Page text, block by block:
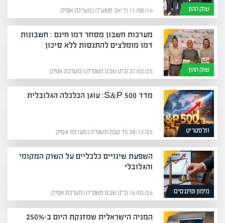
שוק ההון 11/08/16 (ז׳ אב תשע״ו) | מערכת אפיק
שוק ההון
מערכות חשבון מסחר דמו חינם : חשבונות
דמו מומלצים להתנסות ללא סיכון
27/02/25 (כ״ט שבט תשפ״ה) | מערכת אפיק
וולסטריט
מדד S&P 500: עוגן הכלכלה הגלובלית
28/12/25 (ח׳ טבת תשפ״ו) | מערכת אפיק
מימון ופיננסים
השפעת שינויים כלכליים על השוק המקומי
והגלובלי
16/02/26 (כ״ט שבט תשפ״ו) | מערכת אפיק
המניה הישראלית שמזנקת היום ב-250%